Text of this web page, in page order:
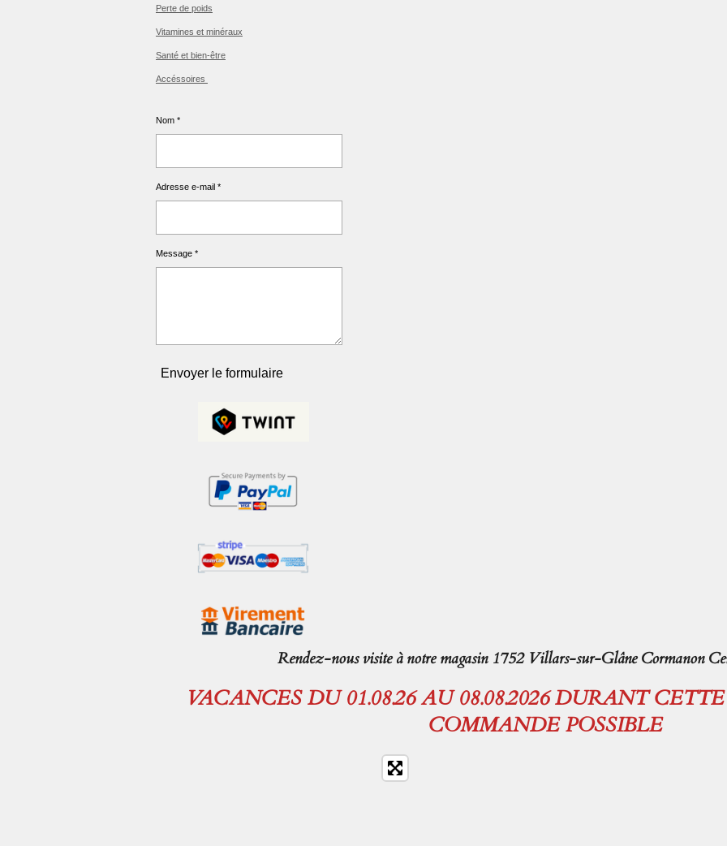
Perte de poids
Vitamines et minéraux
Santé et bien-être
Accéssoires
Nom *
Adresse e-mail *
Message *
Envoyer le formulaire
Rendez-nous visite à notre magasin 1752 Villars-sur-Glâne Cormanon
VACANCES DU 01.08.26 AU 08.08.2026 DURANT
COMMANDE POSSIBLE